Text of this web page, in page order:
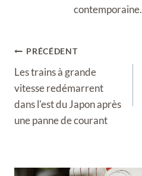
contemporaine.
Navigation
de
l’article
PRÉCÉDENT
Les trains à grande
vitesse redémarrent
dans l'est du Japon après
une panne de courant